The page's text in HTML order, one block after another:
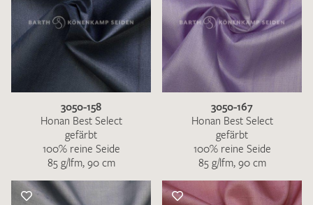
3050-158
Honan Best Select
gefärbt
100% reine Seide
85 g/lfm, 90 cm
3050-167
Honan Best Select
gefärbt
100% reine Seide
85 g/lfm, 90 cm